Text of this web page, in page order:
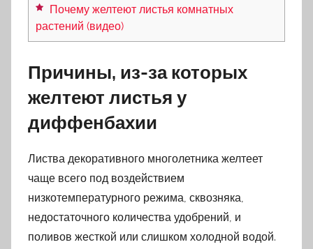
Почему желтеют листья комнатных
растений (видео)
Причины, из-за которых
желтеют листья у
диффенбахии
Листва декоративного многолетника желтеет
чаще всего под воздействием
низкотемпературного режима, сквозняка,
недостаточного количества удобрений, и
поливов жесткой или слишком холодной водой.